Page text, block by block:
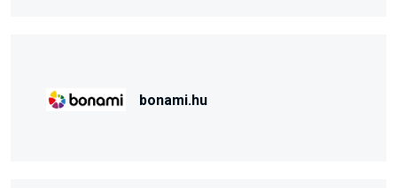
bonami.hu